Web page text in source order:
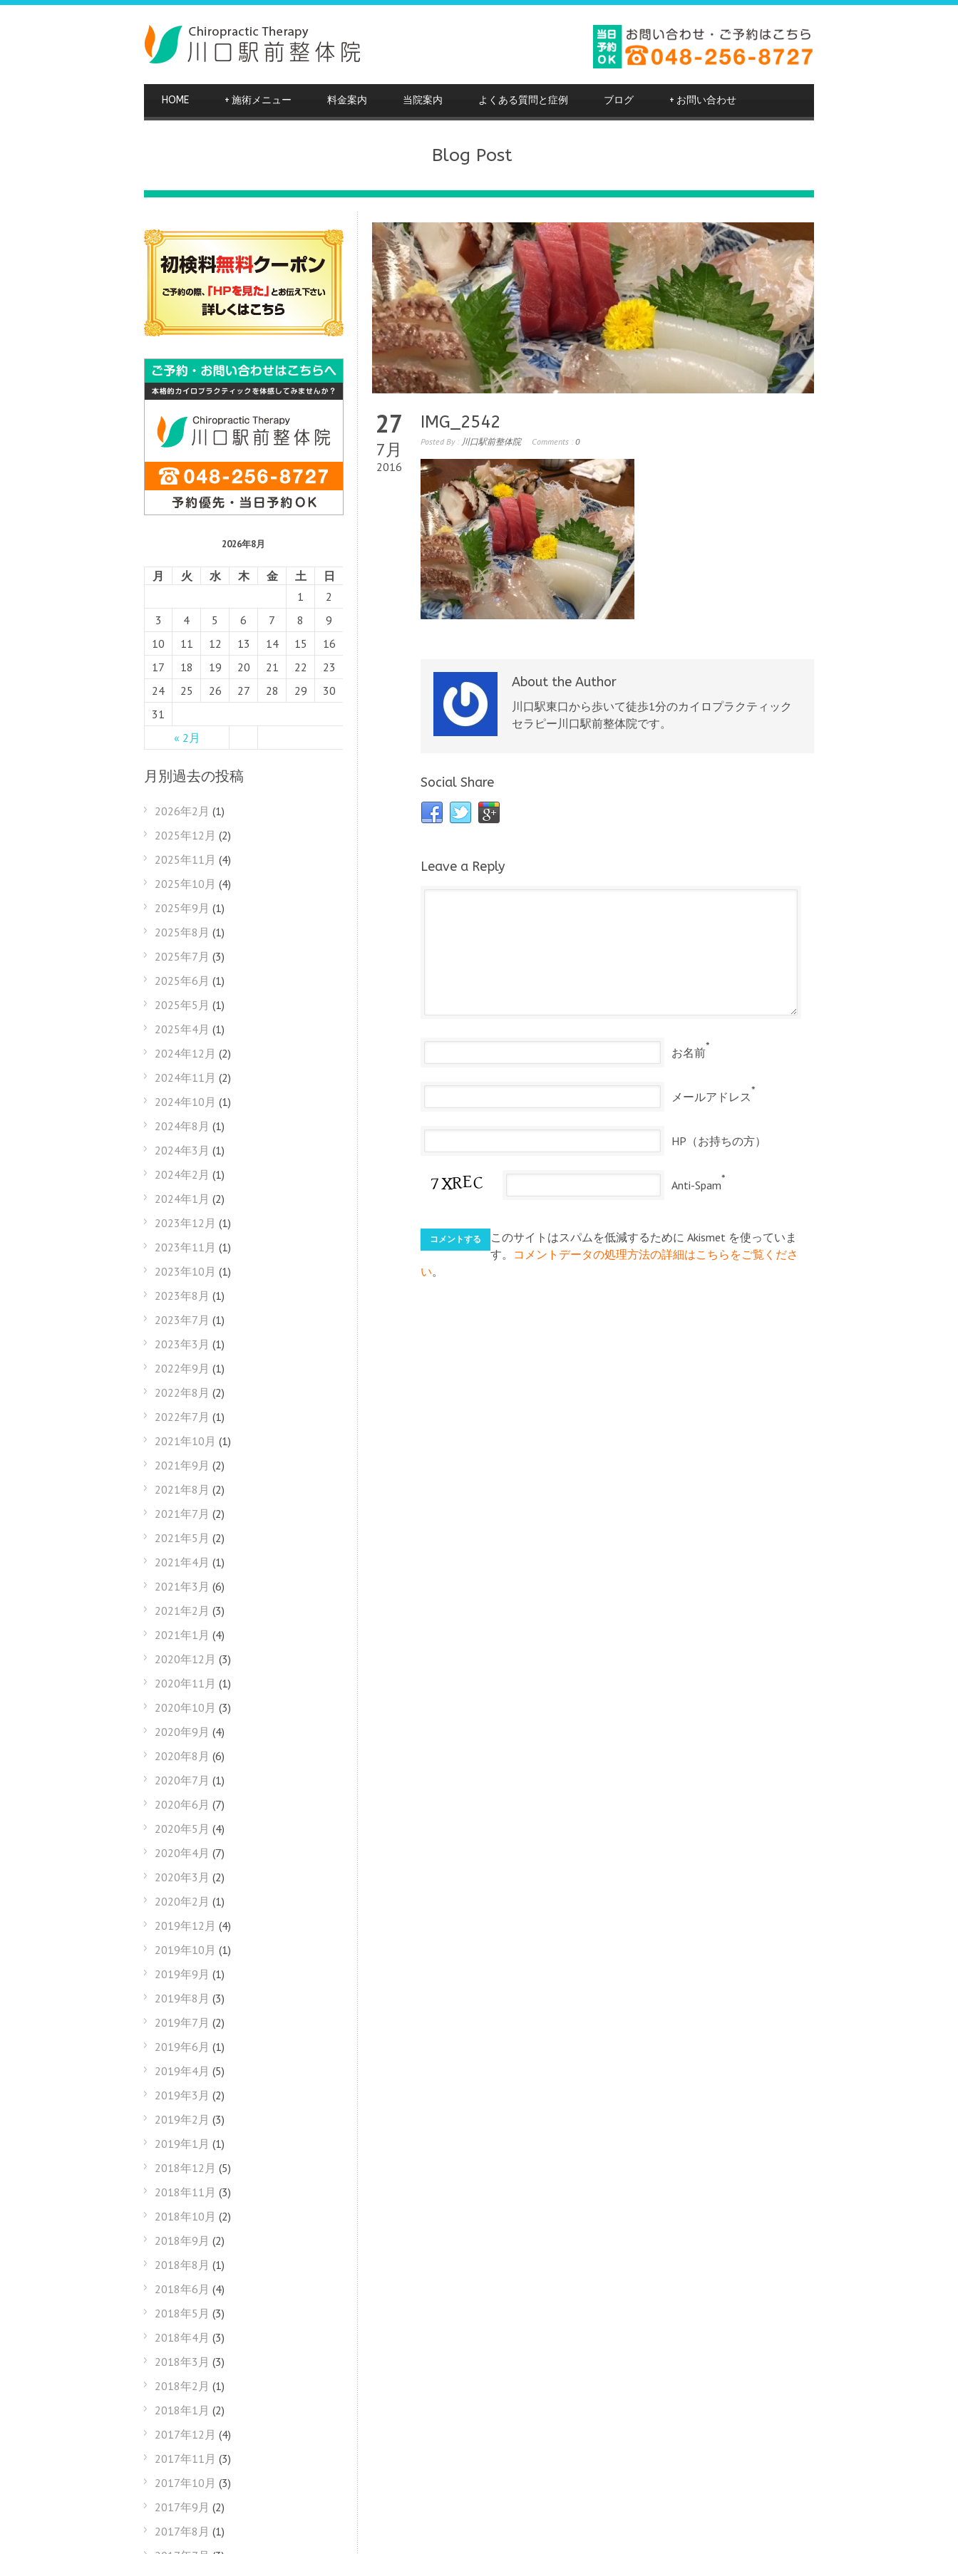
HOME 施術メニュー
+ 料金案内 当院案内 よくある質問と症例 ブログ お問い合わせ
+
Blog Post
27
7月
2016
IMG_2542
Posted By : 川口駅前整体院 Comments : 0
About the Author
川口駅東口から歩いて徒歩1分のカイロプラクティック
セラピー川口駅前整体院です。
Social Share
Leave a Reply
お名前*
メールアドレス*
HP（お持ちの方）
Anti-Spam*
このサイトはスパムを低減するために Akismet を使っていま
す。 コメントデータの処理方法の詳細はこちらをご覧くださ
い。
2026年8月
月 火 水 木 金 土 日
« 2月
1
2
3
4 5 6 7 8
9
10
11 12 13 14 15
16
17
18 19 20 21 22
23
24
25 26 27 28 29
30
31
月別過去の投稿
2026年2月 (1)
2025年12月 (2)
2025年11月 (4)
2025年10月 (4)
2025年9月 (1)
2025年8月 (1)
2025年7月 (3)
2025年6月 (1)
2025年5月 (1)
2025年4月 (1)
2024年12月 (2)
2024年11月 (2)
2024年10月 (1)
2024年8月 (1)
2024年3月 (1)
2024年2月 (1)
2024年1月 (2)
2023年12月 (1)
2023年11月 (1)
2023年10月 (1)
2023年8月 (1)
2023年7月 (1)
2023年3月 (1)
2022年9月 (1)
2022年8月 (2)
2022年7月 (1)
2021年10月 (1)
2021年9月 (2)
2021年8月 (2)
2021年7月 (2)
2021年5月 (2)
2021年4月 (1)
2021年3月 (6)
2021年2月 (3)
2021年1月 (4)
2020年12月 (3)
2020年11月 (1)
2020年10月 (3)
2020年9月 (4)
2020年8月 (6)
2020年7月 (1)
2020年6月 (7)
2020年5月 (4)
2020年4月 (7)
2020年3月 (2)
2020年2月 (1)
2019年12月 (4)
2019年10月 (1)
2019年9月 (1)
2019年8月 (3)
2019年7月 (2)
2019年6月 (1)
2019年4月 (5)
2019年3月 (2)
2019年2月 (3)
2019年1月 (1)
2018年12月 (5)
2018年11月 (3)
2018年10月 (2)
2018年9月 (2)
2018年8月 (1)
2018年6月 (4)
2018年5月 (3)
2018年4月 (3)
2018年3月 (3)
2018年2月 (1)
2018年1月 (2)
2017年12月 (4)
2017年11月 (3)
2017年10月 (3)
2017年9月 (2)
2017年8月 (1)